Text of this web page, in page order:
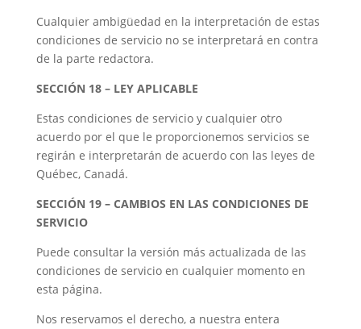
Cualquier ambigüedad en la interpretación de estas
condiciones de servicio no se interpretará en contra
de la parte redactora.
SECCIÓN 18 – LEY APLICABLE
Estas condiciones de servicio y cualquier otro
acuerdo por el que le proporcionemos servicios se
regirán e interpretarán de acuerdo con las leyes de
Québec, Canadá.
SECCIÓN 19 – CAMBIOS EN LAS CONDICIONES DE
SERVICIO
Puede consultar la versión más actualizada de las
condiciones de servicio en cualquier momento en
esta página.
Nos reservamos el derecho, a nuestra entera